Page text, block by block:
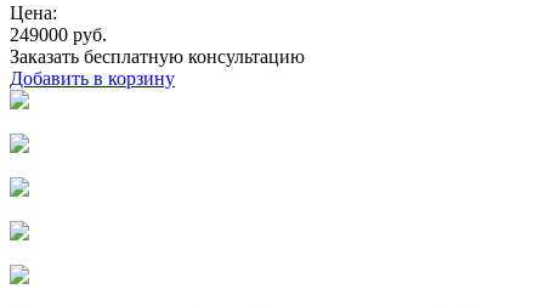
Цена:
249000 руб.
Заказать бесплатную консультацию
Добавить в корзину